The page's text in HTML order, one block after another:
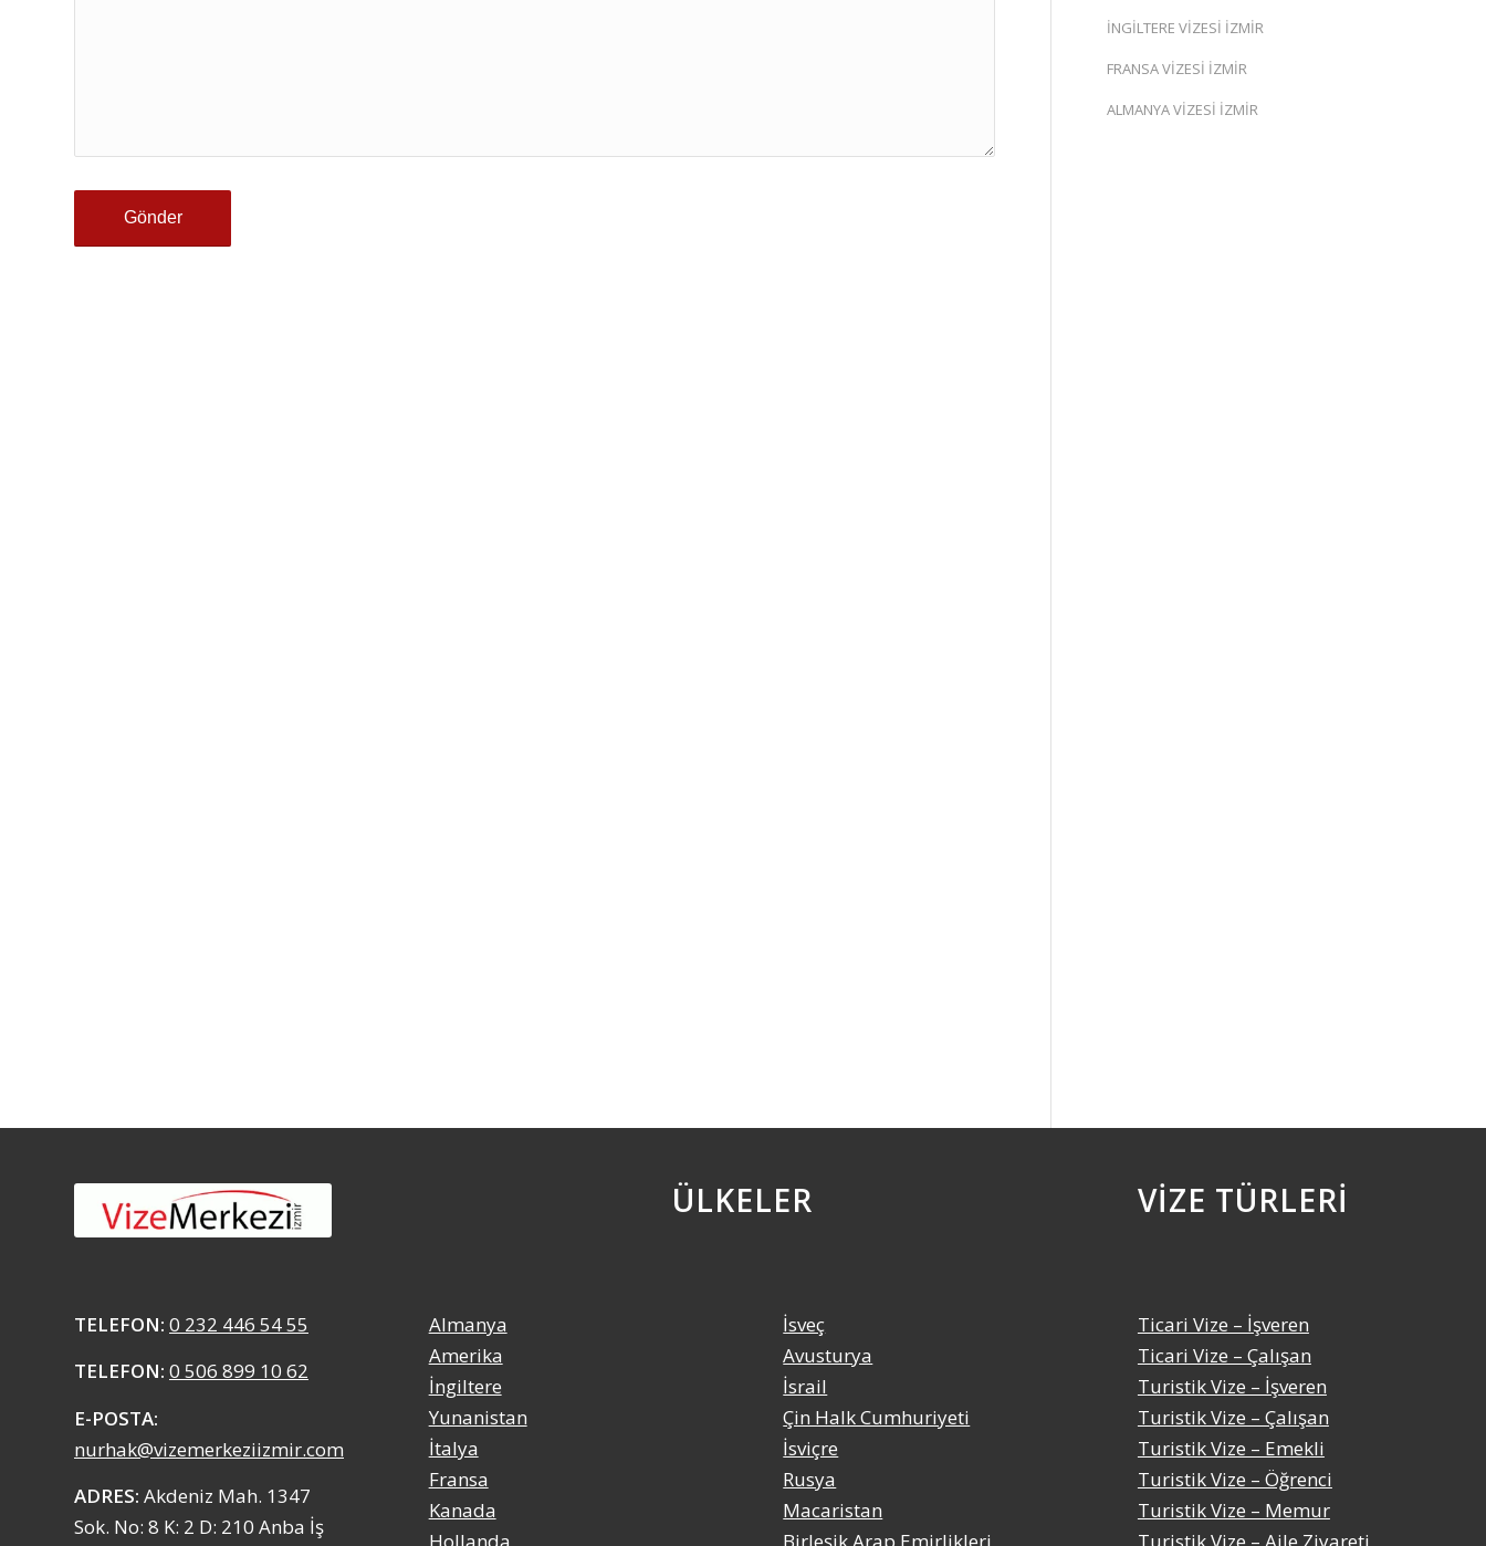
İNGİLTERE VİZESİ İZMİR
FRANSA VİZESİ İZMİR
ALMANYA VİZESİ İZMİR
ÜLKELER VIZE TÜRLERI
TELEFON: 0 232 446 54 55
TELEFON: 0 506 899 10 62
E-POSTA:
nurhak@vizemerkeziizmir.com
ADRES: Akdeniz Mah. 1347
Sok. No: 8 K: 2 D: 210 Anba İş
Almanya
Amerika
İngiltere
Yunanistan
İtalya
Fransa
Kanada
Hollanda
İsveç
Avusturya
İsrail
Çin Halk Cumhuriyeti
İsviçre
Rusya
Macaristan
Birleşik Arap Emirlikleri
Ticari Vize – İşveren
Ticari Vize – Çalışan
Turistik Vize – İşveren
Turistik Vize – Çalışan
Turistik Vize – Emekli
Turistik Vize – Öğrenci
Turistik Vize – Memur
Turistik Vize – Aile Ziyareti